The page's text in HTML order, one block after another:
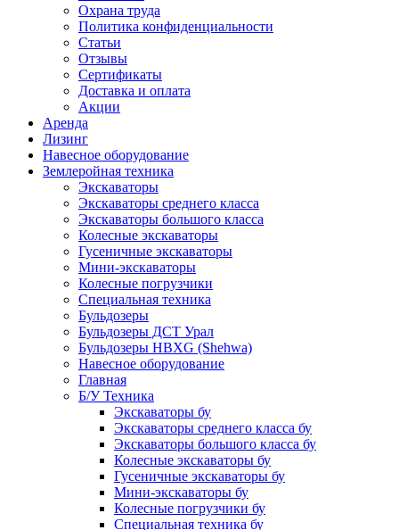
Охрана труда
Политика конфиденциальности
Статьи
Отзывы
Сертификаты
Доставка и оплата
Акции
Аренда
Лизинг
Навесное оборудование
Землеройная техника
Экскаваторы
Экскаваторы среднего класса
Экскаваторы большого класса
Колесные экскаваторы
Гусеничные экскаваторы
Мини-экскаваторы
Колесные погрузчики
Специальная техника
Бульдозеры
Бульдозеры ДСТ Урал
Бульдозеры HBXG (Shehwa)
Навесное оборудование
Главная
Б/У Техника
Экскаваторы бу
Экскаваторы среднего класса бу
Экскаваторы большого класса бу
Колесные экскаваторы бу
Гусеничные экскаваторы бу
Мини-экскаваторы бу
Колесные погрузчики бу
Специальная техника бу